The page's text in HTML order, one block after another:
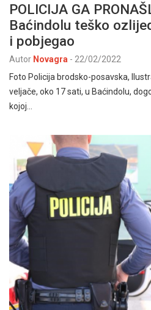
POLICIJA GA
Baćindolu teško
i pobjegao
Autor Novagra - 22/02/2022
Foto Policija brodsko-posavska,
veljače, oko 17 sati, u Baćindolu,
kojoj…